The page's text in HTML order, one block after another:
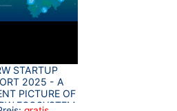
STARTUP
2025 - A
PICTURE OF
ECOSYSTEM